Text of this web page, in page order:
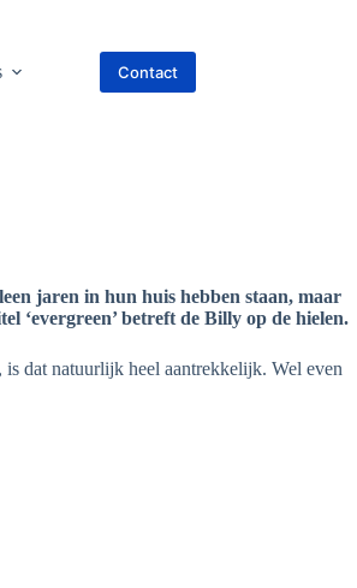
Contact
jaren in hun huis hebben staan, maar
‘evergreen’ betreft de Billy op de hielen.
dat natuurlijk heel aantrekkelijk. Wel even